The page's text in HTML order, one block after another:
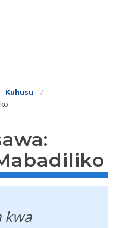
Kuhusu
kwa